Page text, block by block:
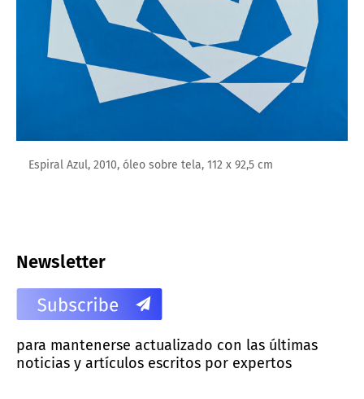
Espiral Azul, 2010, óleo sobre tela, 112 x 92,5 cm
Newsletter
para mantenerse actualizado con las últimas
noticias y artículos escritos por expertos